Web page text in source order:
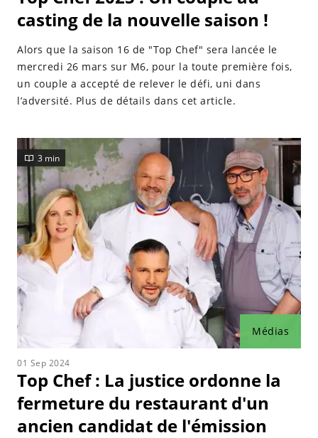
casting de la nouvelle saison !
Alors que la saison 16 de "Top Chef" sera lancée le
mercredi 26 mars sur M6, pour la toute première fois,
un couple a accepté de relever le défi, uni dans
l’adversité. Plus de détails dans cet article.
Médias
3 min
01 Sep 2024
Top Chef : La justice ordonne la
fermeture du restaurant d'un
ancien candidat de l'émission